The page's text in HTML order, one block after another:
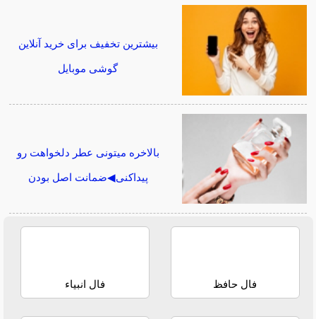
بیشترین تخفیف برای خرید آنلاین
گوشی موبایل
بالاخره میتونی عطر دلخواهت رو
پیداکنی◀ضمانت اصل بودن
فال حافظ فال انبیاء